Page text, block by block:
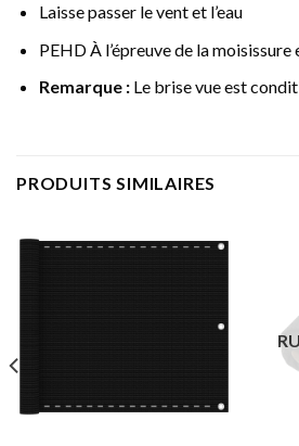
Laisse passer le vent et l’eau
PEHD À l’épreuve de la
Remarque : Le brise vue est
PRODUITS SIMILAIRES